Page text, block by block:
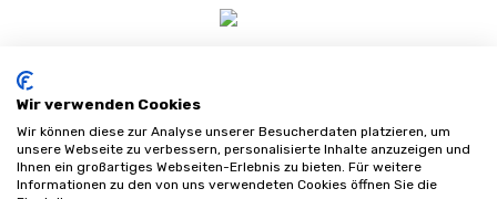
Wir verwenden Cookies
Wir können diese zur Analyse unserer Besucherdaten platzieren, um
unsere Webseite zu verbessern, personalisierte Inhalte anzuzeigen und
Ihnen ein großartiges Webseiten-Erlebnis zu bieten. Für weitere
Informationen zu den von uns verwendeten Cookies öffnen Sie die